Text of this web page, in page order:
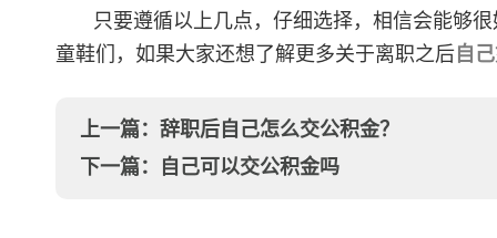
只要遵循以上几点，仔细选择，相信会能够
童鞋们，如果大家还想了解更多关于离职之后 自
上一篇： 辞职后自己怎么交公积金？
下一篇：
自己可以交公积金吗